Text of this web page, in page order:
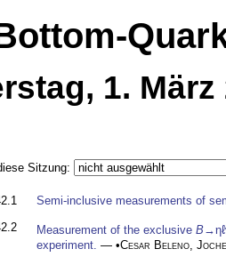
1. März
Sitzung:
Semi-inclusive measurements of
Measurement of the exclusive B
experiment. — •Cesar Beleno,